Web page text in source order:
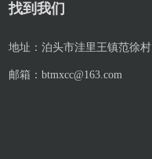
找到我们
地址： 泊头市洼里王镇范徐村
邮箱： btmxcc@163.com